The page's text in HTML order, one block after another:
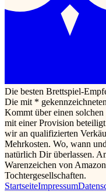
Die besten Brettspiel-
Die mit *
Kommt über einen
mit einer Provision
wir an qualifizierten
Mehrkosten. Wo, wann
natürlich Dir überlassen.
Warenzeichen von
Tochtergesellschaften.
StartseiteImpressum